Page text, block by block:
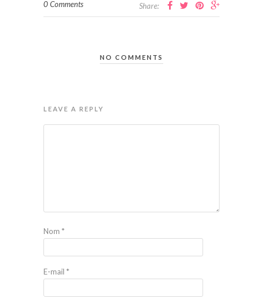
0 Comments Share:
NO COMMENTS
LEAVE A REPLY
Nom *
E-mail *